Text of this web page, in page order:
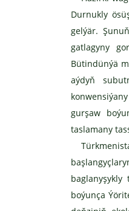
Durnukly
gelýär.
gatlagyny
Bütindünýä
aýdyň
gurşaw
taslamany
boýunça